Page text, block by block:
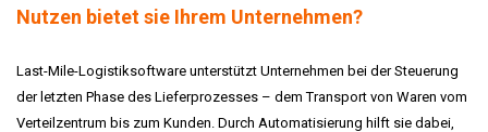
Nutzen bietet sie Ihrem Unternehmen?
Last-Mile-Logistiksoftware unterstützt Unternehmen bei der Steuerung
der letzten Phase des Lieferprozesses – dem Transport von Waren vom
Verteilzentrum bis zum Kunden. Durch Automatisierung hilft sie dabei,